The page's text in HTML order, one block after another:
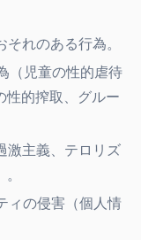
れのある行為。
（児童の性的虐待
性的搾取、グルー
激主義、テロリズ
ィの侵害（個人情